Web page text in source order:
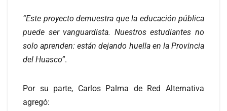
“Este proyecto demuestra que la educación pública
puede ser vanguardista. Nuestros estudiantes no
solo aprenden: están dejando huella en la Provincia
del Huasco”.
Por su parte, Carlos Palma de Red Alternativa
agregó: